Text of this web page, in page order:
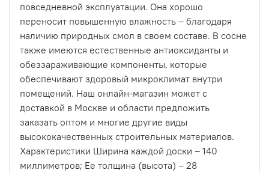
получаете конструкцию, которая прослужит
десятилетия.
Идеальный эстетический тандем. Невский
профиль создает идеально ровную, монолитную
поверхность. Термодревесина HARDRET,
благодаря своей однородной структуре и
глубокому, благородному оттенку (от светлой
термоберезы до насыщенного термоясеня),
делает эту поверхность безупречной. Никаких
сучков, смоляных карманов или неровностей —
только чистый, современный дизайн.
повседневной эксплуатации. Она хорошо
переносит повышенную влажность – благодаря
наличию природных смол в своем составе. В сосне
также имеются естественные антиоксиданты и
обеззараживающие компоненты, которые
обеспечивают здоровый микроклимат внутри
помещений. Наш онлайн-магазин может с
доставкой в Москве и области предложить
заказать оптом и многие другие виды
высококачественных строительных материалов.
Характеристики Ширина каждой доски – 140
миллиметров; Ее толщина (высота) – 28